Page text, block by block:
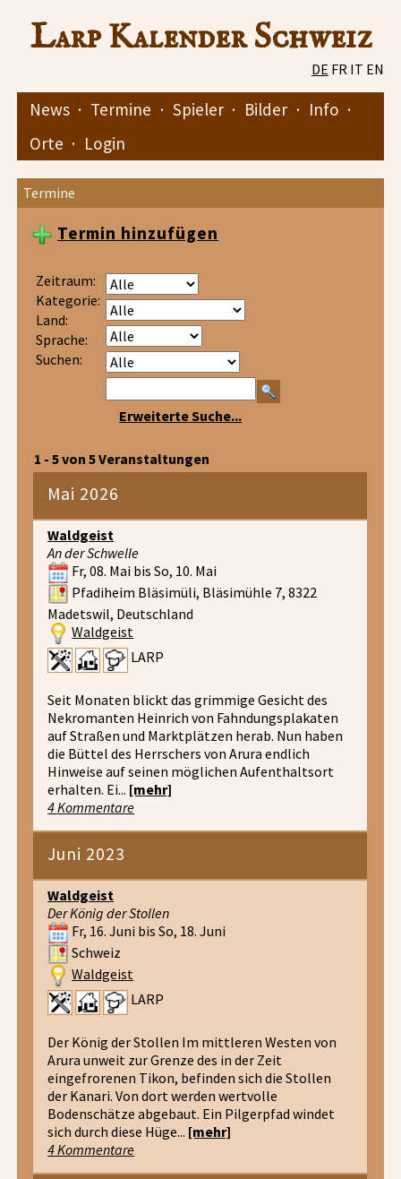
Larp Kalender Schweiz
DE FR IT EN
News · Termine · Spieler · Bilder · Info ·
Orte · Login
Termine
Termin hinzufügen
Zeitraum:
Kategorie:
Land:
Sprache:
Suchen:
Erweiterte Suche...
1 - 5 von 5 Veranstaltungen
Mai 2026
Waldgeist
An der Schwelle
Fr, 08. Mai bis So, 10. Mai
Pfadiheim Bläsimüli, Bläsimühle 7, 8322
Madetswil, Deutschland
Waldgeist
LARP
Seit Monaten blickt das grimmige Gesicht des
Nekromanten Heinrich von Fahndungsplakaten
auf Straßen und Marktplätzen herab. Nun haben
die Büttel des Herrschers von Arura endlich
Hinweise auf seinen möglichen Aufenthaltsort
erhalten. Ei... [mehr]
4 Kommentare
Juni 2023
Waldgeist
Der König der Stollen
Fr, 16. Juni bis So, 18. Juni
Schweiz
Waldgeist
LARP
Der König der Stollen Im mittleren Westen von
Arura unweit zur Grenze des in der Zeit
eingefrorenen Tikon, befinden sich die Stollen
der Kanari. Von dort werden wertvolle
Bodenschätze abgebaut. Ein Pilgerpfad windet
sich durch diese Hüge... [mehr]
4 Kommentare